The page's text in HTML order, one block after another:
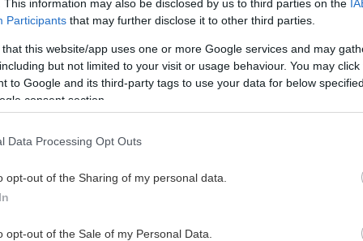
This information may also be disclosed by us to third parties on the
Participants that may further disclose it to other third parties.
that this website/app uses one or more Google services and may
but not limited to your visit or usage behaviour. You may
to Google and its third-party tags to use your data for below
consent section.
Data Processing Opt Outs
opt-out of the Sharing of my personal data.
opt-out of the Sale of my Personal Data.